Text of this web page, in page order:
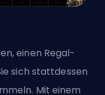
einen Regal-
sich stattdessen
Mit einem